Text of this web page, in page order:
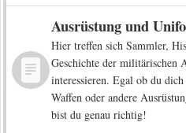
Ausrüstung und
Hier treffen sich Sammler,
Geschichte der militärischen
interessieren. Egal ob du
Waffen oder andere
bist du genau richtig!